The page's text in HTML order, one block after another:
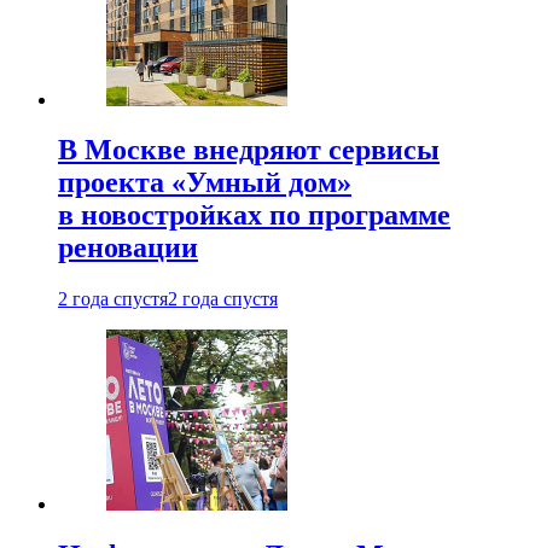
В Москве внедряют сервисы
проекта «Умный дом»
в новостройках по программе
реновации
2 года спустя2 года спустя